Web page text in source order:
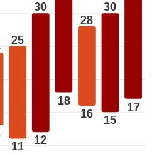
25
11
30
12
18
28
16
30
15
17